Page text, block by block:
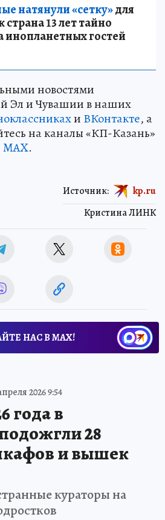
натянули «сетку»для
13 лет тайно
инопланетных гостей
новостями
Эл и Чувашии в наших
и ВКонтакте, а
на каналы «КП-Казань»
MAX.
Кристина ЛИНК
Источник: kp.ru
НАС В МАХ!
2026 9:54
года в
28
и вышек
кураторы на